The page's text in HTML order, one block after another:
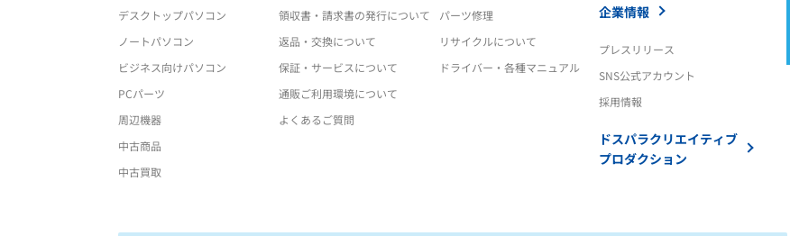
デスクトップパソコン
ノートパソコン
ビジネス向けパソコン
PCパーツ
周辺機器
中古商品
中古買取
領収書・請求書の発行について
返品・交換について
保証・サービスについて
通販ご利用環境について
よくあるご質問
パーツ修理
リサイクルについて
ドライバー・各種マニュアル
企業情報
プレスリリース
SNS公式アカウント
採用情報
ドスパラクリエイティブ
プロダクション